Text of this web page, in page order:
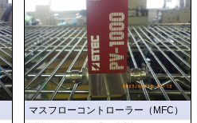
マスフローコントローラー（MFC）